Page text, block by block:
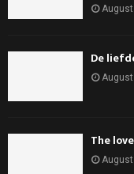
De
The